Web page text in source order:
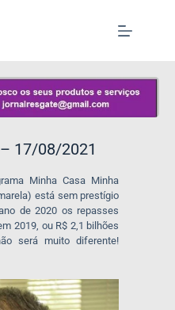
17/08/2021
Minha Casa Minha
está sem prestígio
de 2020 os repasses
2019, ou R$ 2,1 bilhões
será muito diferente!